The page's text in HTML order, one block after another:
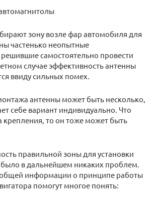
зону возле фар автомобиля для
частенько неопытные
самостоятельно провести
случае эффективность антенны
ввиду сильных помех.
антенны может быть несколько,
себе вариант индивидуально. Что
крепления, то он тоже может быть
правильной зоны для установки
в дальнейшем никаких проблем.
информации о принципе работы
помогут многое понять: